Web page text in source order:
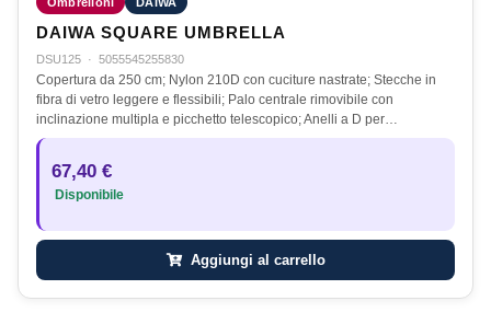
DAIWA SQUARE UMBRELLA
DSU125 · 5055545255830
Copertura da 250 cm; Nylon 210D con cuciture nastrate; Stecche in
fibra di vetro leggere e flessibili; Palo centrale rimovibile con
inclinazione multipla e picchetto telescopico; Anelli a D per…
67,40 €
Disponibile
Aggiungi al carrello